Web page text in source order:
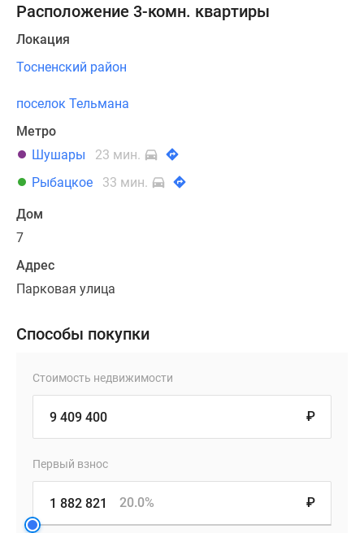
Расположение 3-комн. квартиры
Локация
Тосненский район
поселок Тельмана
Метро
Шушары
23 мин.
Рыбацкое
33 мин.
Дом
7
Адрес
Парковая улица
Способы покупки
Стоимость недвижимости
₽
Первый взнос
₽
20.0%